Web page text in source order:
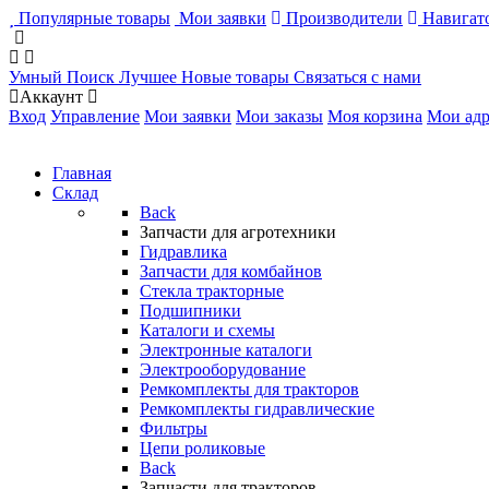
Популярные товары Мои заявки Производители
Умный Поиск Лучшее Новые товары Связаться с нами
Аккаунт
Вход Управление Мои заявки Мои заказы Моя корзина Мои
Главная
Склад
Back
Запчасти для агротехники
Гидравлика
Запчасти для комбайнов
Стекла тракторные
Подшипники
Каталоги и схемы
Электронные каталоги
Электрооборудование
Ремкомплекты для тракторов
Ремкомплекты гидравлические
Фильтры
Цепи роликовые
Back